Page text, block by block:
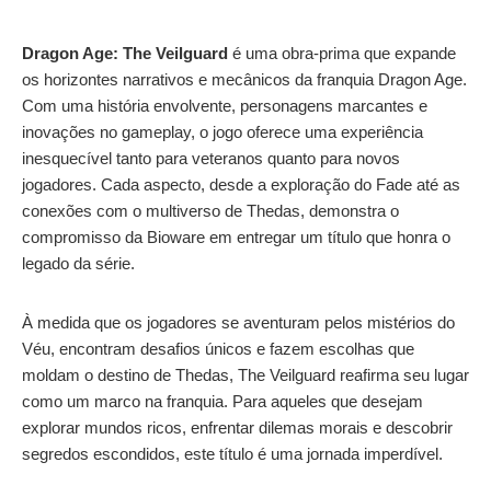
Dragon Age: The Veilguard é uma obra-prima que expande
os horizontes narrativos e mecânicos da franquia Dragon Age.
Com uma história envolvente, personagens marcantes e
inovações no gameplay, o jogo oferece uma experiência
inesquecível tanto para veteranos quanto para novos
jogadores. Cada aspecto, desde a exploração do Fade até as
conexões com o multiverso de Thedas, demonstra o
compromisso da Bioware em entregar um título que honra o
legado da série.
À medida que os jogadores se aventuram pelos mistérios do
Véu, encontram desafios únicos e fazem escolhas que
moldam o destino de Thedas, The Veilguard reafirma seu lugar
como um marco na franquia. Para aqueles que desejam
explorar mundos ricos, enfrentar dilemas morais e descobrir
segredos escondidos, este título é uma jornada imperdível.